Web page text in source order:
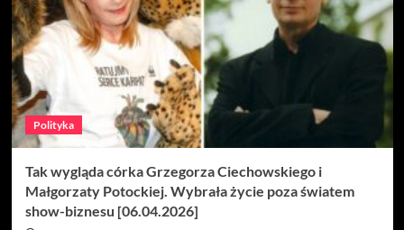
Polityka
Tak wygląda córka Grzegorza Ciechowskiego i
Małgorzaty Potockiej. Wybrała życie poza światem
show-biznesu [06.04.2026]